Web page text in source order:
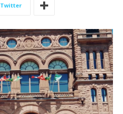
Twitter